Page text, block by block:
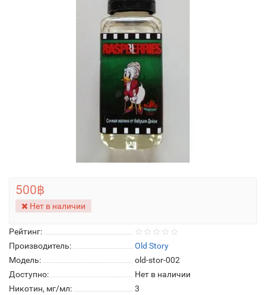
Рейтинг:
Производитель:
Old Story
Модель:
old-stor-002
Доступно:
Нет в наличии
Никотин, мг/мл:
3
500฿
Нет в наличии